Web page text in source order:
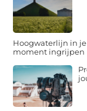
Hoogwaterlijn in
moment ingrijpen